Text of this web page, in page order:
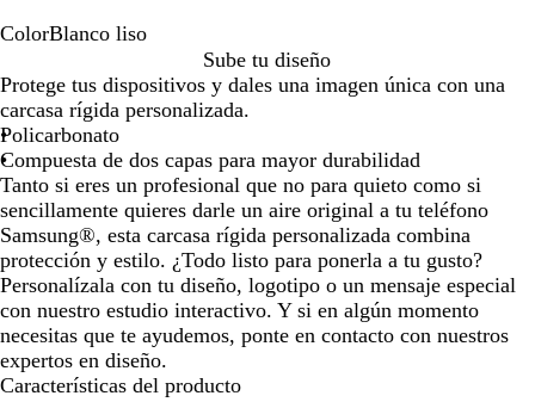
ColorBlanco liso
l
a
n
c
o
l
i
s
o
Sube tu diseño
Protege tus dispositivos y dales una imagen única con una
carcasa rígida personalizada.
Policarbonato
Compuesta de dos capas para mayor durabilidad
Tanto si eres un profesional que no para quieto como si
sencillamente quieres darle un aire original a tu teléfono
Samsung®, esta carcasa rígida personalizada combina
protección y estilo. ¿Todo listo para ponerla a tu gusto?
Personalízala con tu diseño, logotipo o un mensaje especial
con nuestro estudio interactivo. Y si en algún momento
necesitas que te ayudemos, ponte en contacto con nuestros
expertos en diseño.
Características del producto